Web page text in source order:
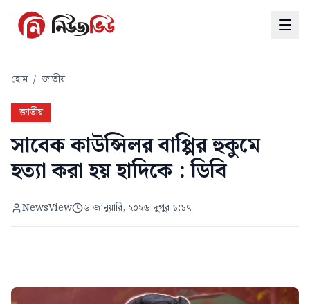
হোম / জাতীয়
জাতীয়
সাবেক কাউন্সিলর বাপ্পির হুকুমে
হত্যা করা হয় হাদিকে : ডিবি
NewsView ৬ জানুয়ারি, ২০২৬ দুপুর ১:১৭